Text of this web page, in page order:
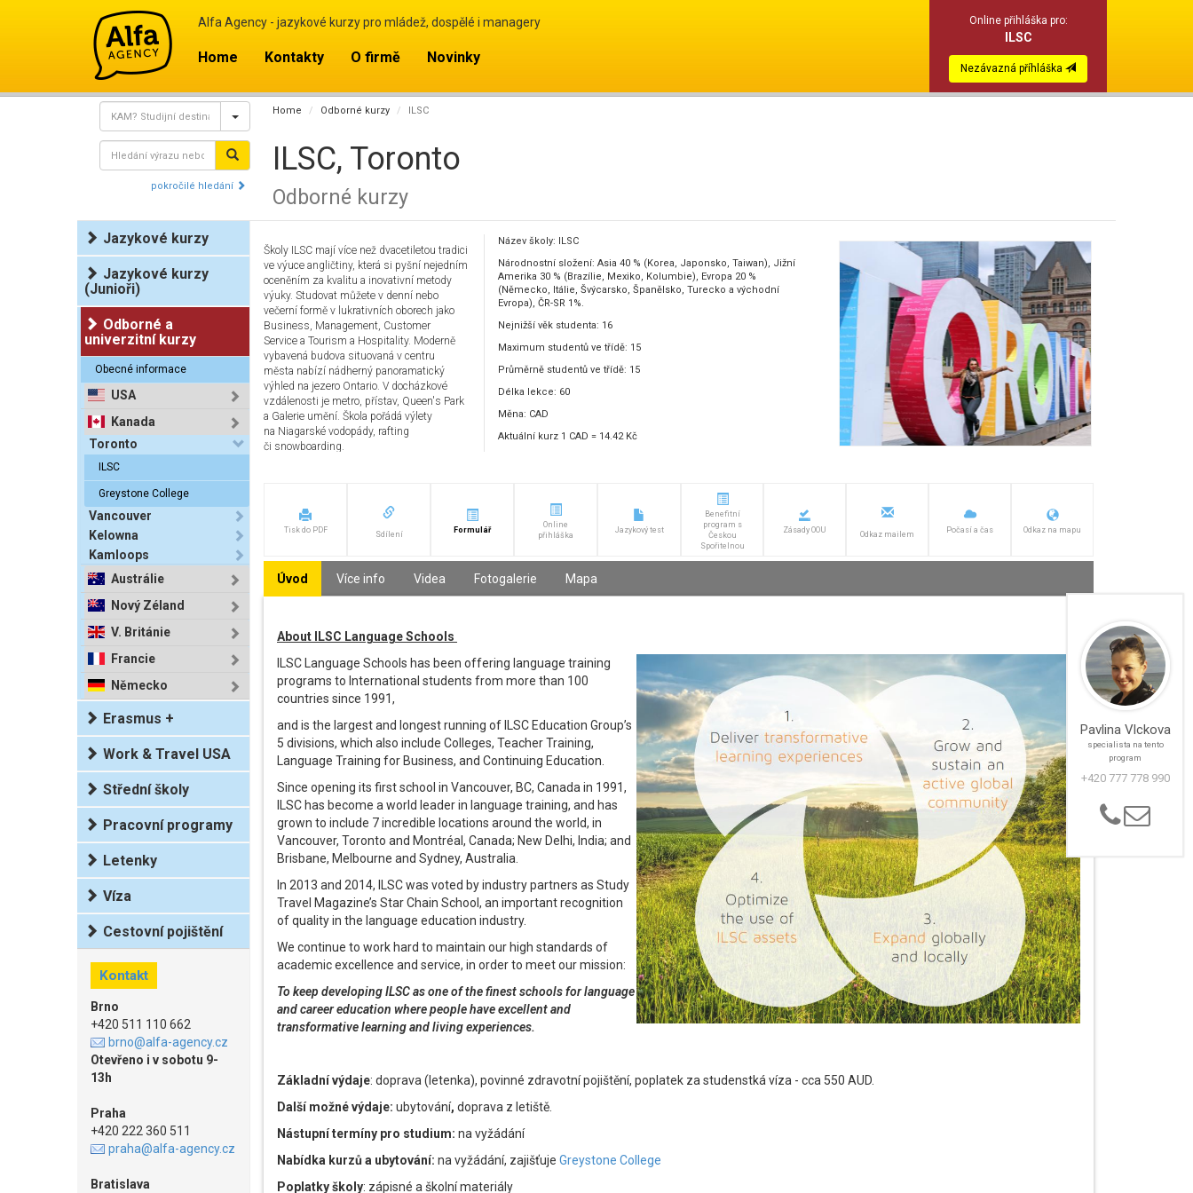
Alfa Agency - jazykové kurzy pro mládež, dospělé i managery
Home Kontakty O firmě Novinky
Online přihláška pro:
ILSC
Nezávazná příhláška
pokročilé hledání
Home Odborné kurzy ILSC
ILSC, Toronto
Odborné kurzy
Jazykové kurzy
Jazykové kurzy
(Junioři)
Odborné a
univerzitní kurzy
Obecné informace
USA
Kanada
Toronto
ILSC
Greystone College
Vancouver
Kelowna
Kamloops
Austrálie
Nový Zéland
V. Británie
Francie
Německo
Erasmus +
Work & Travel USA
Střední školy
Pracovní programy
Letenky
Víza
Cestovní pojištění
Kontakt
Brno
+420 511 110 662
brno@alfa-agency.cz
Otevřeno i v sobotu 9-
13h
Praha
+420 222 360 511
praha@alfa-agency.cz
Bratislava
Školy ILSC mají více než dvacetiletou tradici
ve výuce angličtiny, která si pyšní nejedním
oceněním za kvalitu a inovativní metody
výuky. Studovat můžete v denní nebo
večerní formě v lukrativních oborech jako
Business, Management, Customer
Service a Tourism a Hospitality. Moderně
vybavená budova situovaná v centru
města nabízí nádherný panoramatický
výhled na jezero Ontario. V docházkové
vzdálenosti je metro, přístav, Queen's Park
a Galerie umění. Škola pořádá výlety
na Niagarské vodopády, rafting
či snowboarding.
Název školy: ILSC
Národnostní složení: Asia 40 % (Korea, Japonsko, Taiwan), Jižní
Amerika 30 % (Brazílie, Mexiko, Kolumbie), Evropa 20 %
(Německo, Itálie, Švýcarsko, Španělsko, Turecko a východní
Evropa), ČR-SR 1%.
Nejnižší věk studenta: 16
Maximum studentů ve třídě: 15
Průměrně studentů ve třídě: 15
Délka lekce: 60
Měna: CAD
Aktuální kurz 1 CAD = 14.42 Kč
Tisk do PDF Sdílení Formulář
Online
přihláška
Jazykový test
Benefitní
program s
Českou
Spořitelnou
Zásady OOU Odkaz mailem Počasí a čas Odkaz na mapu
Úvod Více info Videa Fotogalerie Mapa
About ILSC Language Schools
ILSC Language Schools has been offering language training
programs to International students from more than 100
countries since 1991,
and is the largest and longest running of ILSC Education Group’s
5 divisions, which also include Colleges, Teacher Training,
Language Training for Business, and Continuing Education.
Since opening its first school in Vancouver, BC, Canada in 1991,
ILSC has become a world leader in language training, and has
grown to include 7 incredible locations around the world, in
Vancouver, Toronto and Montréal, Canada; New Delhi, India; and
Brisbane, Melbourne and Sydney, Australia.
In 2013 and 2014, ILSC was voted by industry partners as Study
Travel Magazine’s Star Chain School, an important recognition
of quality in the language education industry.
We continue to work hard to maintain our high standards of
academic excellence and service, in order to meet our mission:
To keep developing ILSC as one of the finest schools for language
and career education where people have excellent and
transformative learning and living experiences.
Základní výdaje: doprava (letenka), povinné zdravotní pojištění, poplatek za studenstká víza - cca 550 AUD.
Další možné výdaje: ubytování, doprava z letiště.
Nástupní termíny pro studium: na vyžádání
Nabídka kurzů a ubytování: na vyžádání, zajišťuje Greystone College
Poplatky školy: zápisné a školní materiály
Pavlina Vlckova
specialista na tento
program
+420 777 778 990